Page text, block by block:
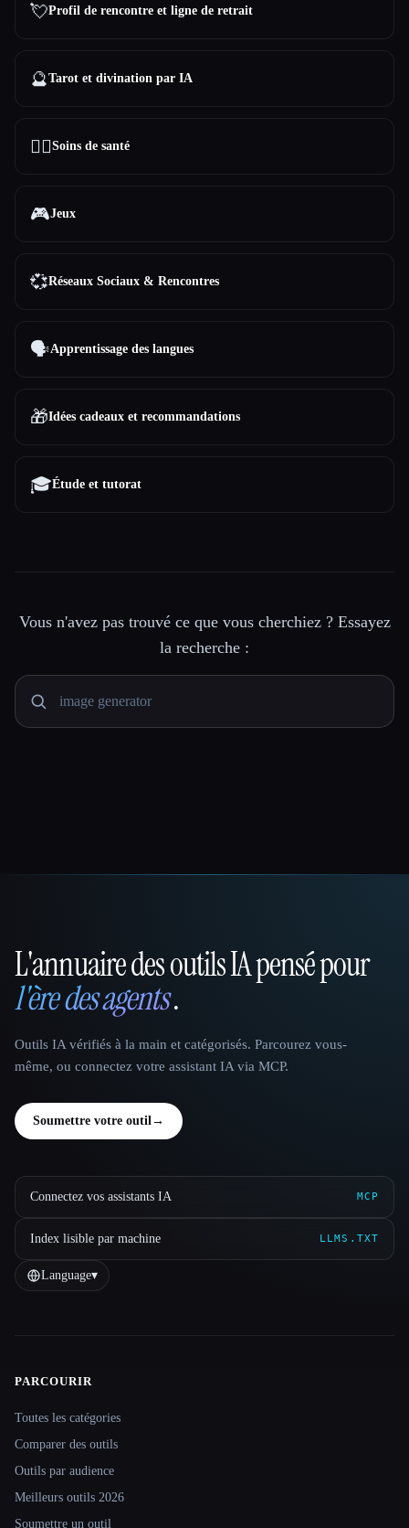
💘Profil de rencontre et ligne de retrait
🔮Tarot et divination par IA
👩‍⚕️Soins de santé
🎮Jeux
💞Réseaux Sociaux & Rencontres
🗣️Apprentissage des langues
🎁Idées cadeaux et recommandations
🎓Étude et tutorat
Vous n'avez pas trouvé ce que vous cherchiez ? Essayez
la recherche :
That AI Collection
L'annuaire des outils IA pensé pour
l'ère des agents.
Outils IA vérifiés à la main et catégorisés. Parcourez vous-
même, ou connectez votre assistant IA via MCP.
Soumettre votre outil→
Connectez vos assistants IA MCP
Index lisible par machine LLMS.TXT
Language▾
Site navigation
PARCOURIR
Toutes les catégories
Comparer des outils
Outils par audience
Meilleurs outils 2026
Soumettre un outil